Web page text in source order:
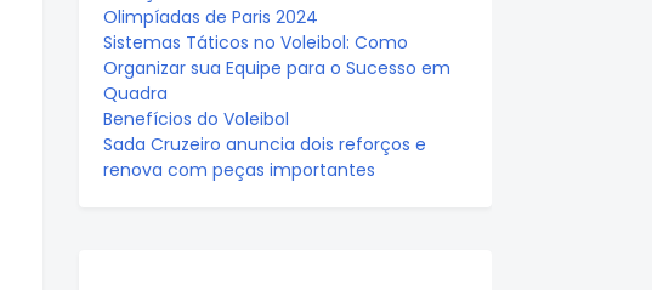
Olimpíadas de Paris 2024
Sistemas Táticos no Voleibol: Como
Organizar sua Equipe para o Sucesso em
Quadra
Benefícios do Voleibol
Sada Cruzeiro anuncia dois reforços e
renova com peças importantes